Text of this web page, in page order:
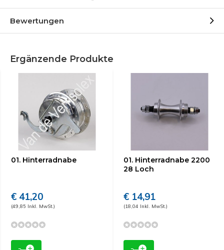
Bewertungen
Ergänzende Produkte
01. Hinterradnabe
€ 41,20
(49,85 Inkl. MwSt.)
01. Hinterradnabe 2200
28 Loch
€ 14,91
(18,04 Inkl. MwSt.)